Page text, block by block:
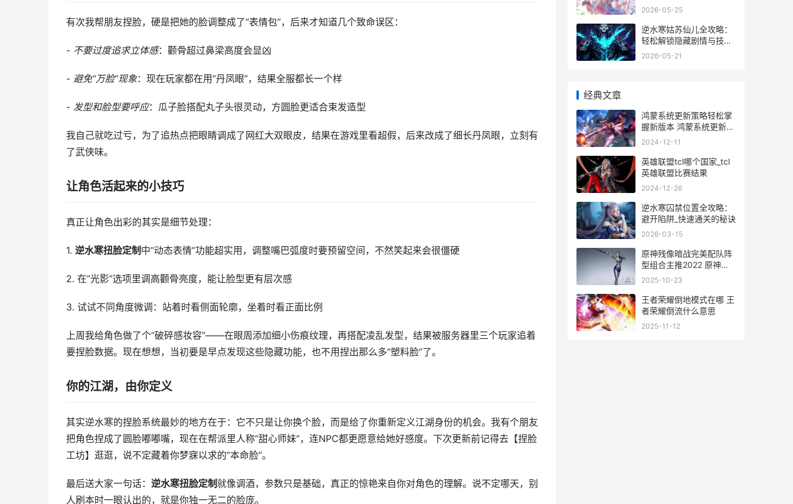
有次我帮朋友捏脸，硬是把她的脸调整成了“表情包”，后来才知道几个致命误区：
- 不要过度追求立体感：颧骨超过鼻梁高度会显凶
- 避免“万脸”现象：现在玩家都在用“丹凤眼”，结果全服都长一个样
- 发型和脸型要呼应：瓜子脸搭配丸子头很灵动，方圆脸更适合束发造型
我自己就吃过亏，为了追热点把眼睛调成了网红大双眼皮，结果在游戏里看超假，后来改成了细长丹凤眼，立刻有
了武侠味。
让角色活起来的小技巧
真正让角色出彩的其实是细节处理：
1. 逆水寒扭脸定制 中“动态表情”功能超实用，调整嘴巴弧度时要预留空间，不然笑起来会很僵硬
2. 在“光影”选项里调高颧骨亮度，能让脸型更有层次感
3. 试试不同角度微调：站着时看侧面轮廓，坐着时看正面比例
上周我给角色做了个“破碎感妆容”——在眼周添加细小伤痕纹理，再搭配凌乱发型，结果被服务器里三个玩家追着
要捏脸数据。现在想想，当初要是早点发现这些隐藏功能，也不用捏出那么多“塑料脸”了。
你的江湖，由你定义
其实逆水寒的捏脸系统最妙的地方在于：它不只是让你换个脸，而是给了你重新定义江湖身份的机会。我有个朋友
把角色捏成了圆脸嘟嘟嘴，现在在帮派里人称“甜心师妹”，连NPC都更愿意给她好感度。下次更新前记得去【捏脸
工坊】逛逛，说不定藏着你梦寐以求的“本命脸”。
最后送大家一句话： 逆水寒扭脸定制就像调酒，参数只是基础，真正的惊艳来自你对角色的理解。说不定哪天，别
人刷本时一眼认出的，就是你独一无二的脸庞。
时装
2026-05-25
逆水寒姑苏仙儿全攻略：
轻松解锁隐藏剧情与技能
技巧
2026-05-21
经典文章
鸿蒙系统更新策略轻松掌
握新版本 鸿蒙系统更新内
容
2024-12-11
英雄联盟tcl哪个国家_tcl
英雄联盟比赛结果
2024-12-26
逆水寒囚禁位置全攻略：
避开陷阱_快速通关的秘诀
2026-03-15
原神残像暗战完美配队阵
型组合主推2022 原神残
垣
2025-10-23
王者荣耀倒地模式在哪 王
者荣耀倒流什么意思
2025-11-12